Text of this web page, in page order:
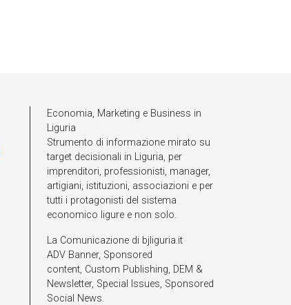
Economia, Marketing e Business in
Liguria
Strumento di informazione mirato su
target decisionali in Liguria, per
imprenditori, professionisti, manager,
artigiani, istituzioni, associazioni e per
tutti i protagonisti del sistema
economico ligure e non solo.
La Comunicazione di bjliguria.it
ADV Banner, Sponsored
content, Custom Publishing, DEM &
Newsletter, Special Issues, Sponsored
Social News.